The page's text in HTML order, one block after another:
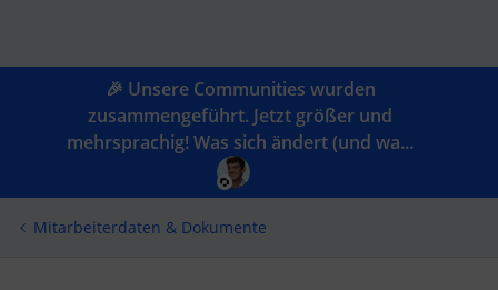
🎉 Unsere Communities wurden
zusammengeführt. Jetzt größer und
mehrsprachig! Was sich ändert (und wa...
Mitarbeiterdaten & Dokumente